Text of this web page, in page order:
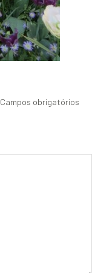
Campos obrigatórios